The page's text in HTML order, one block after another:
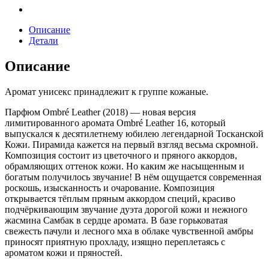
Описание
Детали
Описание
Аромат унисекс принадлежит к группе кожаные.
Парфюм Ombré Leather (2018) — новая версия
лимитированного аромата Ombré Leather 16, который
выпускался к десятилетнему юбилею легендарной Тосканской
Кожи. Пирамида кажется на первый взгляд весьма скромной.
Композиция состоит из цветочного и пряного аккордов,
обрамляющих оттенок кожи. Но каким же насыщенным и
богатым получилось звучание! В нём ощущается современная
роскошь, изысканность и очарование. Композиция
открывается тёплым пряным аккордом специй, красиво
подчёркивающим звучание дуэта дорогой кожи и нежного
жасмина Самбак в сердце аромата. В базе горьковатая
свежесть пачули и лесного мха в облаке чувственной амбры
приносят приятную прохладу, изящно переплетаясь с
ароматом кожи и пряностей.